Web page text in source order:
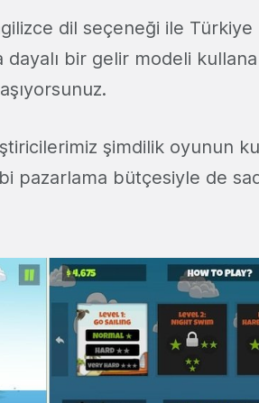
dil seçeneği ile Türkiye
dayalı bir gelir modeli
şimdilik oyunun
pazarlama bütçesiyle de